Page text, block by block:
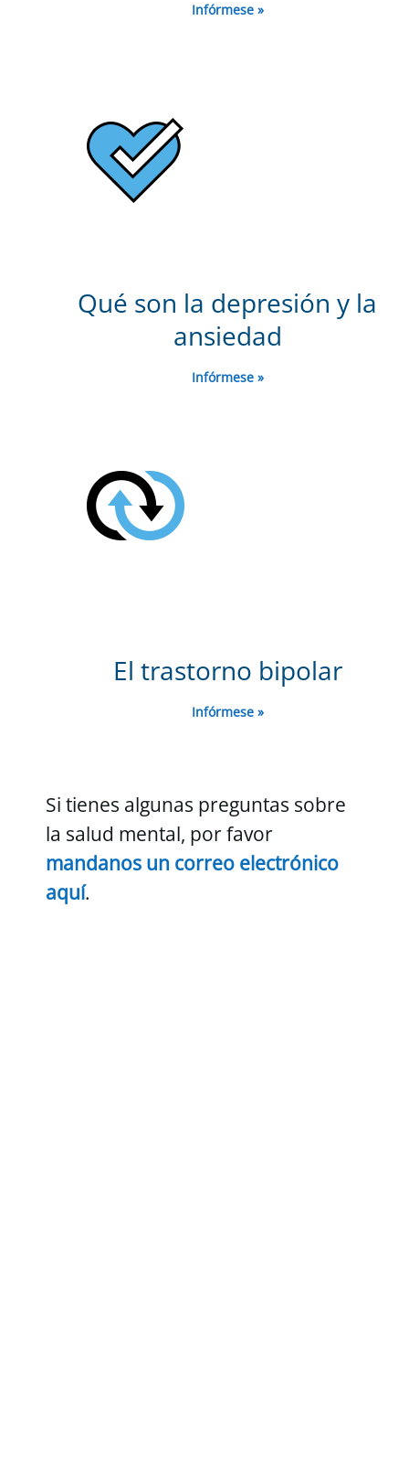
Infórmese »
Qué son la depresión y la
ansiedad
Infórmese »
El trastorno bipolar
Infórmese »
Si tienes algunas preguntas sobre
la salud mental, por favor
mandanos un correo electrónico
aquí.